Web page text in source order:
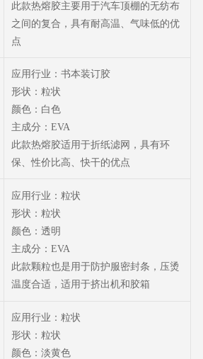
此款热熔胶主要用于汽车顶棚的无纺布
之间的复合，具有耐高温、气味低的优
点
应用行业：书本装订胶
形状：粒状
颜色：白色
主成分：EVA
此款热熔胶适用于折纸滤网，具有环
保、性价比高、快干的优点
应用行业：粒状
形状：粒状
颜色：透明
主成分：EVA
此款颗粒也是用于防护服密封条，压烫
温度合适，适用于挤出机和胶箱
应用行业：粒状
形状：粒状
颜色：淡黄色